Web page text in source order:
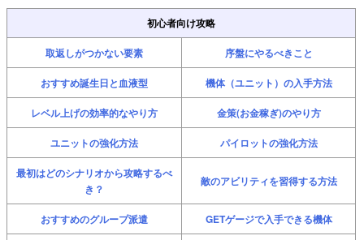
初心者向け攻略
取返しがつかない要素 序盤にやるべきこと
おすすめ誕生日と血液型 機体（ユニット）の入手方法
レベル上げの効率的なやり方 金策(お金稼ぎ)のやり方
ユニットの強化方法 パイロットの強化方法
最初はどのシナリオから攻略するべ
き？
敵のアビリティを習得する方法
おすすめのグループ派遣 GETゲージで入手できる機体